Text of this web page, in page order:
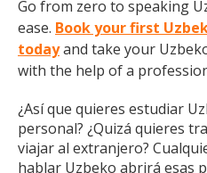
Go from zero to speaking
ease. Book your first
todayand take your
with the help of a
¿Así que quieres estudiar
personal? ¿Quizá quieres
viajar al extranjero?
hablar Uzbeko abrirá esas